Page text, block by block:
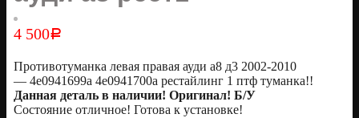
4 500Р
Противотуманка левая правая ауди а8 д3 2002-2010
— 4e0941699a 4e0941700a рестайлинг 1 птф туманка!!
Данная деталь в наличии! Оригинал! Б/У
Состояние отличное! Готова к установке!